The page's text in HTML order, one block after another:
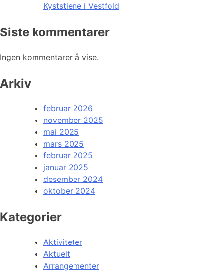
Kyststiene i Vestfold
Siste kommentarer
Ingen kommentarer å vise.
Arkiv
februar 2026
november 2025
mai 2025
mars 2025
februar 2025
januar 2025
desember 2024
oktober 2024
Kategorier
Aktiviteter
Aktuelt
Arrangementer